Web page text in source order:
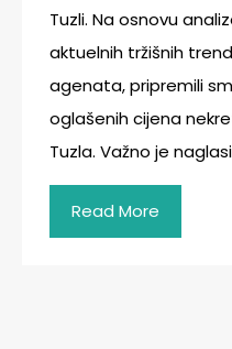
Tuzli. Na osnovu
aktuelnih tržišnih
agenata, pripremili
oglašenih cijena
Tuzla. Važno je
Read More